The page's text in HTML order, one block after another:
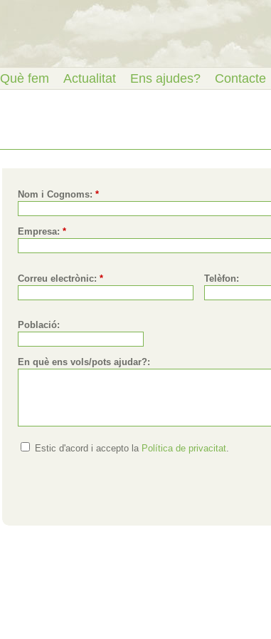
Què fem Actualitat Ens ajudes? Contacte
Nom i Cognoms: *
Empresa: *
Correu electrònic: * Telèfon:
Població:
En què ens vols/pots ajudar?:
Estic d'acord i accepto la Política de privacitat